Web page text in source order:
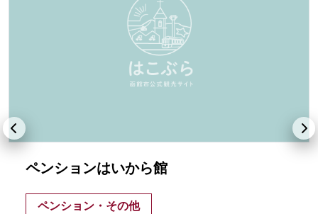
ペンションはいから館
ペンション・その他